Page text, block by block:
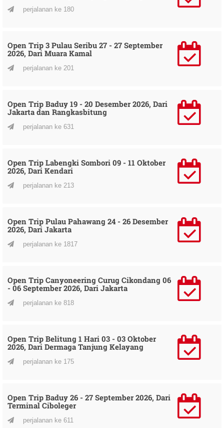
perjalanan ke 180
Open Trip 3 Pulau Seribu 27 - 27 September
2026, Dari Muara Kamal
perjalanan ke 201
Open Trip Baduy 19 - 20 Desember 2026, Dari
Jakarta dan Rangkasbitung
perjalanan ke 631
Open Trip Labengki Sombori 09 - 11 Oktober
2026, Dari Kendari
perjalanan ke 213
Open Trip Pulau Pahawang 24 - 26 Desember
2026, Dari Jakarta
perjalanan ke 1817
Open Trip Canyoneering Curug Cikondang 06
- 06 September 2026, Dari Jakarta
perjalanan ke 818
Open Trip Belitung 1 Hari 03 - 03 Oktober
2026, Dari Dermaga Tanjung Kelayang
perjalanan ke 175
Open Trip Baduy 26 - 27 September 2026, Dari
Terminal Ciboleger
perjalanan ke 611